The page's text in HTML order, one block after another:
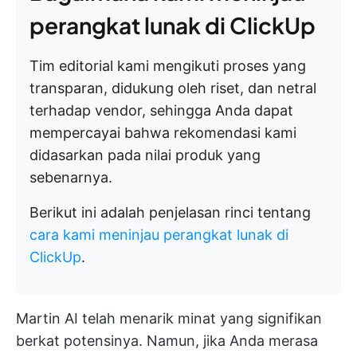
perangkat lunak di ClickUp
Tim editorial kami mengikuti proses yang
transparan, didukung oleh riset, dan netral
terhadap vendor, sehingga Anda dapat
mempercayai bahwa rekomendasi kami
didasarkan pada nilai produk yang
sebenarnya.
Berikut ini adalah penjelasan rinci tentang
cara kami meninjau perangkat lunak di
ClickUp.
Martin AI telah menarik minat yang signifikan
berkat potensinya. Namun, jika Anda merasa